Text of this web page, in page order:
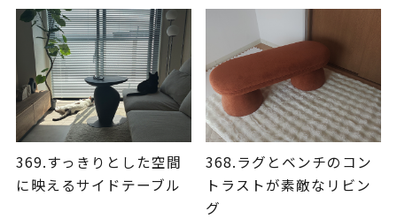
369.すっきりとした空間
に映えるサイドテーブル
368.ラグとベンチのコン
トラストが素敵なリビン
グ